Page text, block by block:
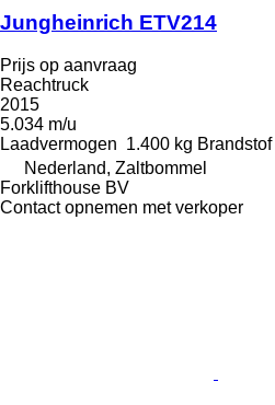
Jungheinrich ETV214
Prijs op aanvraag
Reachtruck
2015
5.034 m/u
Laadvermogen 1.400 kg Brandstof
Nederland, Zaltbommel
Forklifthouse BV
Contact opnemen met verkoper